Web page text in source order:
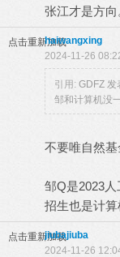
张江才是方向
点击重新加载haiwangxing
2024-11-26
引用: GDFZ
邹和计算机没
不要唯自然基
邹Q是2023
招生也是计算
点击重新加载jiubajiuba
2024-11-26